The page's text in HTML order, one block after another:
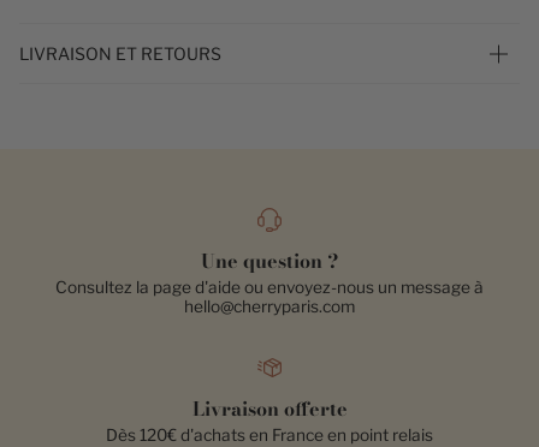
LIVRAISON ET RETOURS
Une question ?
Consultez la page d'aide ou envoyez-nous un message à
hello@cherryparis.com
Livraison offerte
Dès 120€ d'achats en France en point relais